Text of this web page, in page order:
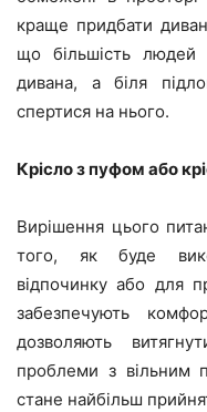
краще придбати
що більшість людей
дивана, а біля
спертися на нього.
Крісло з пуфом або
Вирішення цього
того, як буде
відпочинку або для
забезпечують
дозволяють
проблеми з вільним
стане найбільш